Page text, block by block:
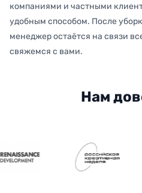
компаниями и частными
удобным способом. После
менеджер остаётся на связи
свяжемся с вами.
Нам